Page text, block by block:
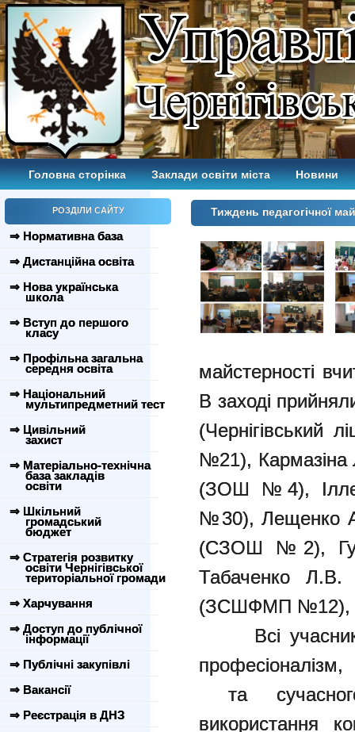
Головна сторінка Заклади освіти міста Новини
РОЗДІЛИ САЙТУ
⇒ Нормативна база
⇒ Дистанційна освіта
⇒ Нова українська
школа
⇒ Вступ до першого
класу
⇒ Профільна загальна
середня освіта
⇒ Національний
мультипредметний тест
⇒ Цивільний
захист
⇒ Матеріально-технічна
база закладів
освіти
⇒ Шкільний
громадський
бюджет
⇒ Стратегія розвитку
освіти Чернігівської
територіальної громади
⇒ Харчування
⇒ Доступ до публічної
інформації
⇒ Публічні закупівлі
⇒ Вакансії
⇒ Реєстрація в ДНЗ
Тиждень педагогічної
майстерності
В заході
№21),
(ЗОШ №4),
№30), Лещенко
(СЗОШ №2),
Табаченко
(ЗСШФМП №12),
Всі учасники
та
використання